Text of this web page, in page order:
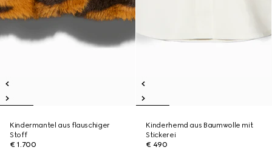
Kindermantel aus flauschiger
Stoff
€ 1.700
Kinderhemd aus Baumwolle mit
Stickerei
€ 490